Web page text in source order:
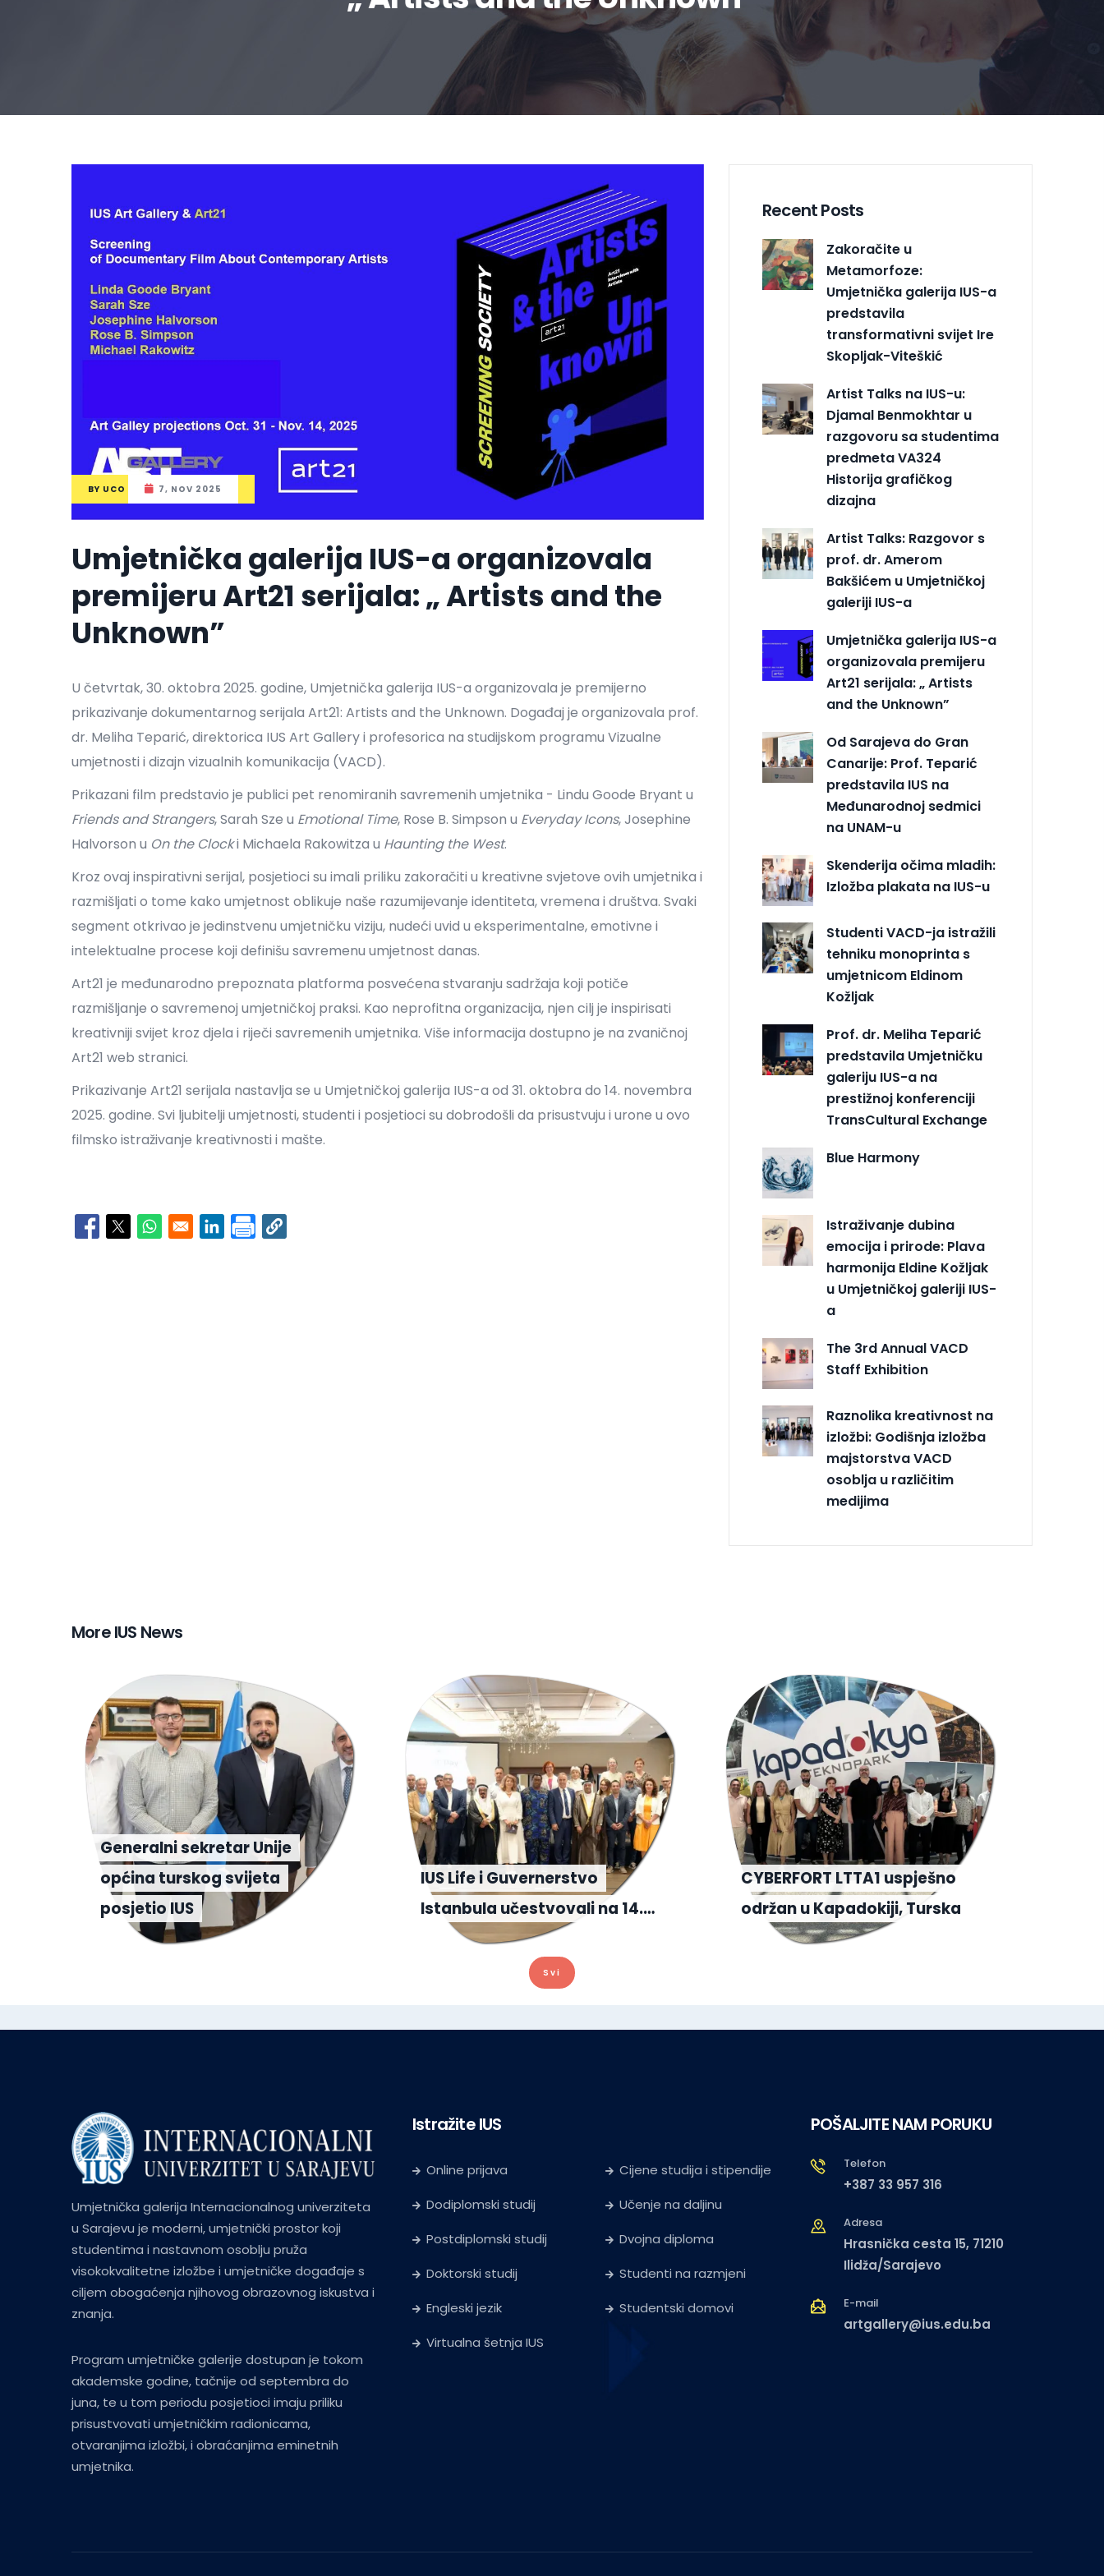
BY UCO 7, NOV 2025
Umjetnička galerija IUS-a organizovala
premijeru Art21 serijala: „ Artists and the
Unknown”
U četvrtak, 30. oktobra 2025. godine, Umjetnička galerija IUS-a organizovala je premijerno
prikazivanje dokumentarnog serijala Art21: Artists and the Unknown. Događaj je organizovala prof.
dr. Meliha Teparić, direktorica IUS Art Gallery i profesorica na studijskom programu Vizualne
umjetnosti i dizajn vizualnih komunikacija (VACD).
Prikazani film predstavio je publici pet renomiranih savremenih umjetnika - Lindu Goode Bryant u
Friends and Strangers, Sarah Sze u Emotional Time, Rose B. Simpson u Everyday Icons, Josephine
Halvorson u On the Clocki Michaela Rakowitza u Haunting the West.
Kroz ovaj inspirativni serijal, posjetioci su imali priliku zakoračiti u kreativne svjetove ovih umjetnika i
razmišljati o tome kako umjetnost oblikuje naše razumijevanje identiteta, vremena i društva. Svaki
segment otkrivao je jedinstvenu umjetničku viziju, nudeći uvid u eksperimentalne, emotivne i
intelektualne procese koji definišu savremenu umjetnost danas.
Art21 je međunarodno prepoznata platforma posvećena stvaranju sadržaja koji potiče
razmišljanje o savremenoj umjetničkoj praksi. Kao neprofitna organizacija, njen cilj je inspirisati
kreativniji svijet kroz djela i riječi savremenih umjetnika. Više informacija dostupno je na zvaničnoj
Art21 web stranici.
Prikazivanje Art21 serijala nastavlja se u Umjetničkoj galerija IUS-a od 31. oktobra do 14. novembra
2025. godine. Svi ljubitelji umjetnosti, studenti i posjetioci su dobrodošli da prisustvuju i urone u ovo
filmsko istraživanje kreativnosti i mašte.
Opens in a new window
Opens in a new window
Opens in a new window
Opens in a new window
Recent Posts
Zakoračite u
Metamorfoze:
Umjetnička galerija IUS-a
predstavila
transformativni svijet Ire
Skopljak-Viteškić
Artist Talks na IUS-u:
Djamal Benmokhtar u
razgovoru sa studentima
predmeta VA324
Historija grafičkog
dizajna
Artist Talks: Razgovor s
prof. dr. Amerom
Bakšićem u Umjetničkoj
galeriji IUS-a
Umjetnička galerija IUS-a
organizovala premijeru
Art21 serijala: „ Artists
and the Unknown”
Od Sarajeva do Gran
Canarije: Prof. Teparić
predstavila IUS na
Međunarodnoj sedmici
na UNAM-u
Skenderija očima mladih:
Izložba plakata na IUS-u
Studenti VACD-ja istražili
tehniku monoprinta s
umjetnicom Eldinom
Kožljak
Prof. dr. Meliha Teparić
predstavila Umjetničku
galeriju IUS-a na
prestižnoj konferenciji
TransCultural Exchange
Blue Harmony
Istraživanje dubina
emocija i prirode: Plava
harmonija Eldine Kožljak
u Umjetničkoj galeriji IUS-
a
The 3rd Annual VACD
Staff Exhibition
Raznolika kreativnost na
izložbi: Godišnja izložba
majstorstva VACD
osoblja u različitim
medijima
More IUS News
Generalni sekretar Unije
općina turskog svijeta
posjetio IUS
IUS Life i Guvernerstvo
Istanbula učestvovali na 14.…
CYBERFORT LTTA1 uspješno
održan u Kapadokiji, Turska
Svi
Umjetnička galerija Internacionalnog univerziteta
u Sarajevu je moderni, umjetnički prostor koji
studentima i nastavnom osoblju pruža
visokokvalitetne izložbe i umjetničke događaje s
ciljem obogaćenja njihovog obrazovnog iskustva i
znanja.
Program umjetničke galerije dostupan je tokom
akademske godine, tačnije od septembra do
juna, te u tom periodu posjetioci imaju priliku
prisustvovati umjetničkim radionicama,
otvaranjima izložbi, i obraćanjima eminetnih
umjetnika.
Istražite IUS
Online prijava
Dodiplomski studij
Postdiplomski studij
Doktorski studij
Engleski jezik
Virtualna šetnja IUS
Cijene studija i stipendije
Učenje na daljinu
Dvojna diploma
Studenti na razmjeni
Studentski domovi
POŠALJITE NAM PORUKU
Telefon
+387 33 957 316
Adresa
Hrasnička cesta 15, 71210
Ilidža/Sarajevo
E-mail
artgallery@ius.edu.ba